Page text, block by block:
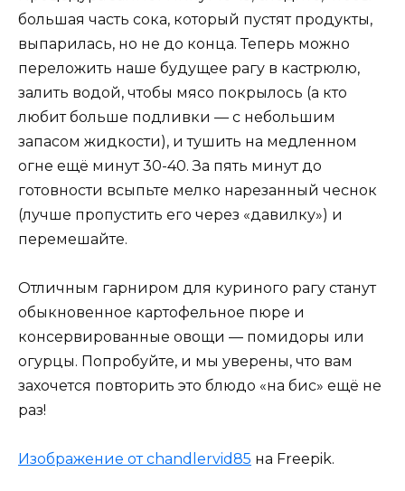
большая часть сока, который пустят продукты,
выпарилась, но не до конца. Теперь можно
переложить наше будущее рагу в кастрюлю,
залить водой, чтобы мясо покрылось (а кто
любит больше подливки — с небольшим
запасом жидкости), и тушить на медленном
огне ещё минут 30-40. За пять минут до
готовности всыпьте мелко нарезанный чеснок
(лучше пропустить его через «давилку») и
перемешайте.
Отличным гарниром для куриного рагу станут
обыкновенное картофельное пюре и
консервированные овощи — помидоры или
огурцы. Попробуйте, и мы уверены, что вам
захочется повторить это блюдо «на бис» ещё не
раз!
Изображение от chandlervid85 на Freepik.